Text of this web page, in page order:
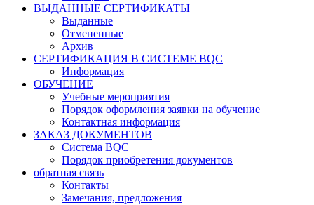
ВЫДАННЫЕ СЕРТИФИКАТЫ
Выданные
Отмененные
Архив
СЕРТИФИКАЦИЯ В СИСТЕМЕ BQC
Информация
ОБУЧЕНИЕ
Учебные мероприятия
Порядок оформления заявки на обучение
Контактная информация
ЗАКАЗ ДОКУМЕНТОВ
Система BQC
Порядок приобретения документов
обратная связь
Контакты
Замечания, предложения